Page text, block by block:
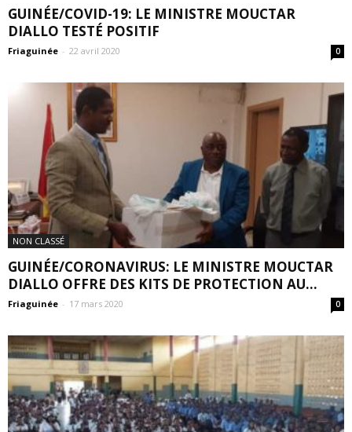
GUINÉE/COVID-19: LE MINISTRE MOUCTAR
DIALLO TESTÉ POSITIF
Friaguinée - 22 avril 2020 0
NON CLASSÉ
GUINÉE/CORONAVIRUS: LE MINISTRE MOUCTAR
DIALLO OFFRE DES KITS DE PROTECTION AU...
Friaguinée - 17 mars 2020 0